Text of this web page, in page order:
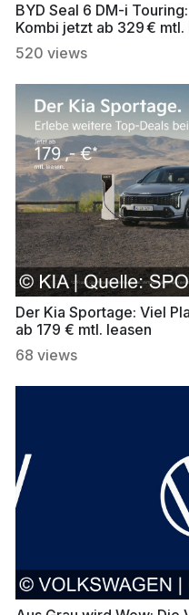
BYD Seal 6 DM-i
Kombi jetzt ab 329 € mtl.
520 views
Der Kia Sportage: Viel
ab 179 € mtl. leasen
68 views